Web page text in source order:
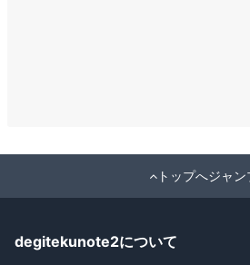
トップへジャン
degitekunote2について